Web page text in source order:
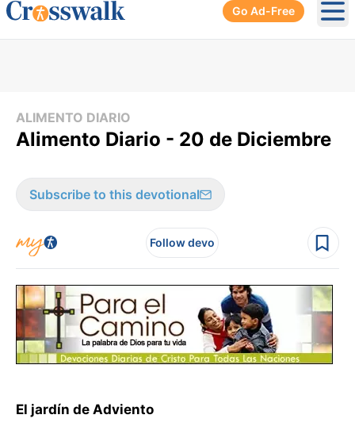
Go Ad-Free
ALIMENTO DIARIO
Alimento Diario - 20 de Diciembre
Subscribe to this devotional
Follow devo
El jardín de Adviento